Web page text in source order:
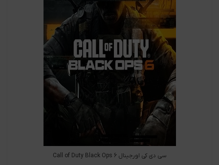
سی دی کی اورجینال Call of Duty Black Ops 6